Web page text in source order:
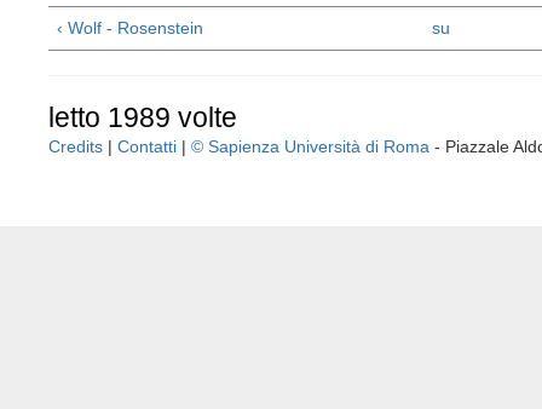
‹ Wolf - Rosenstein su
letto 1989 volte
Credits | Contatti | © Sapienza Università di Roma - Piazzale